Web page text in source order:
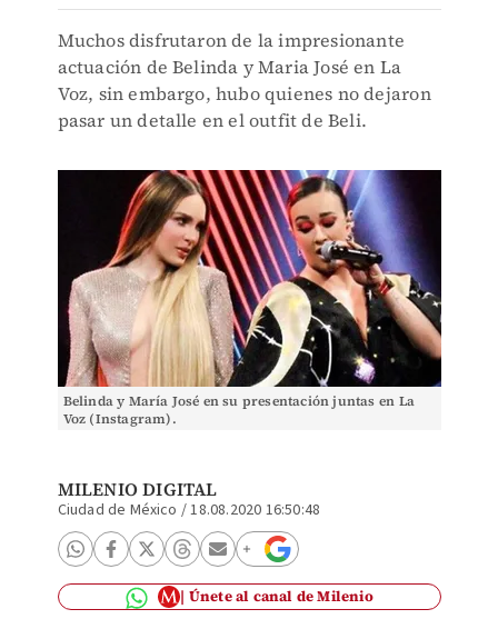
Muchos disfrutaron de la impresionante
actuación de Belinda y Maria José en La
Voz, sin embargo, hubo quienes no dejaron
pasar un detalle en el outfit de Beli.
Belinda y María José en su presentación juntas en La
Voz (Instagram).
MILENIO DIGITAL
Ciudad de México /18.08.2020 16:50:48
Únete al canal de Milenio